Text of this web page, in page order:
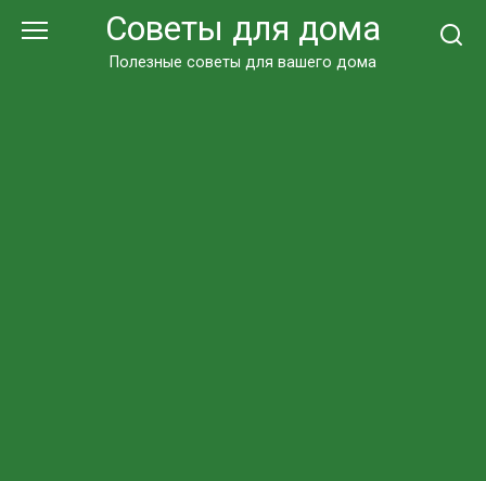
Советы для дома
Полезные советы для вашего дома